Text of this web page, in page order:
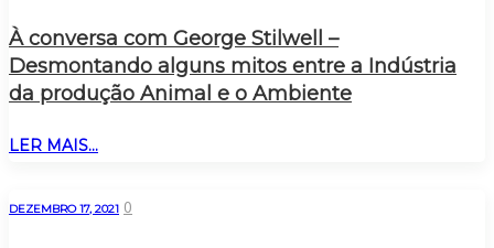
À conversa com George Stilwell –
Desmontando alguns mitos entre a Indústria
da produção Animal e o Ambiente
LER MAIS...
DEZEMBRO 17, 2021 0